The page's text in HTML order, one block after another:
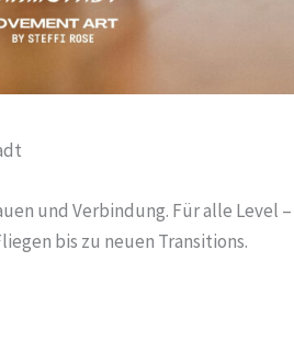
und Verbindung. Für alle Level –
bis zu neuen Transitions.